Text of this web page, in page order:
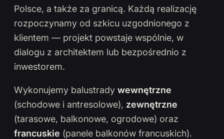
Polsce, a także za granicą. Każdą realizację
rozpoczynamy od szkicu uzgodnionego z
klientem — projekt powstaje wspólnie, w
dialogu z architektem lub bezpośrednio z
inwestorem.
Wykonujemy balustrady wewnętrzne
(schodowe i antresolowe), zewnętrzne
(tarasowe, balkonowe, ogrodowe) oraz
francuskie (panele balkonów francuskich).